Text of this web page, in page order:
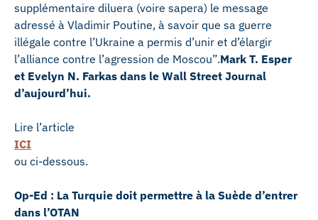
supplémentaire diluera (voire sapera) le message
adressé à Vladimir Poutine, à savoir que sa guerre
illégale contre l’Ukraine a permis d’unir et d’élargir
l’alliance contre l’agression de Moscou”.Mark T. Esper
et Evelyn N. Farkas dans le Wall Street Journal
d’aujourd’hui.
Lire l’article
ICI
ou ci-dessous.
Op-Ed : La Turquie doit permettre à la Suède d’entrer
dans l’OTAN